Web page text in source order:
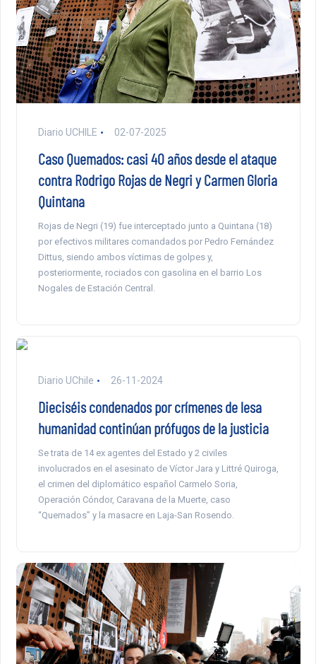
Diario UCHILE 02-07-2025
Caso Quemados: casi 40 años desde el ataque
contra Rodrigo Rojas de Negri y Carmen Gloria
Quintana
Rojas de Negri (19) fue interceptado junto a Quintana (18)
por efectivos militares comandados por Pedro Fernández
Dittus, siendo ambos víctimas de golpes y,
posteriormente, rociados con gasolina en el barrio Los
Nogales de Estación Central.
Diario UChile 26-11-2024
Dieciséis condenados por crímenes de lesa
humanidad continúan prófugos de la justicia
Se trata de 14 ex agentes del Estado y 2 civiles
involucrados en el asesinato de Víctor Jara y Littré Quiroga,
el crimen del diplomático español Carmelo Soria,
Operación Cóndor, Caravana de la Muerte, caso
“Quemados” y la masacre en Laja-San Rosendo.